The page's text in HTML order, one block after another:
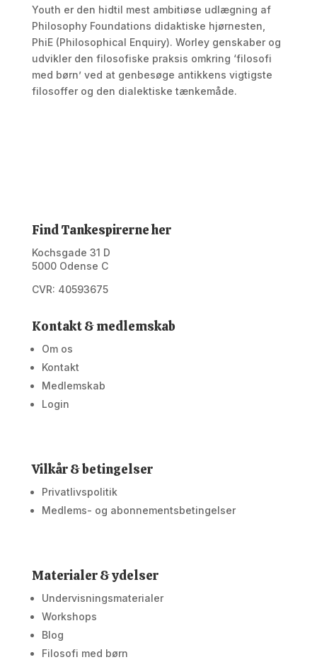
Youth er den hidtil mest ambitiøse udlægning af
Philosophy Foundations didaktiske hjørnesten,
PhiE (Philosophical Enquiry). Worley genskaber og
udvikler den filosofiske praksis omkring ‘filosofi
med børn’ ved at genbesøge antikkens vigtigste
filosoffer og den dialektiske tænkemåde.
Find Tankespirerne her
Kochsgade 31 D
5000 Odense C
CVR: 40593675
Kontakt & medlemskab
Om os
Kontakt
Medlemskab
Login
Vilkår & betingelser
Privatlivspolitik
Medlems- og abonnementsbetingelser
Materialer & ydelser
Undervisningsmaterialer
Workshops
Blog
Filosofi med børn